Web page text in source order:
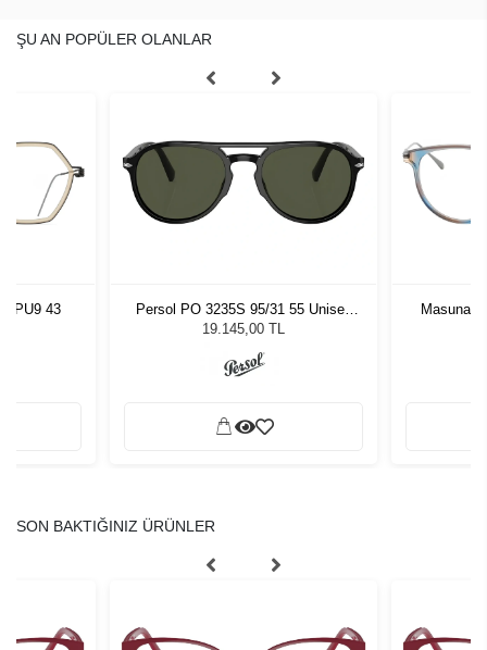
ŞU AN POPÜLER OLANLAR
PU9 43
Persol PO 3235S 95/31 55 Unisex
Güneş Gözlüğü
19.145,00 TL
SON BAKTIĞINIZ ÜRÜNLER